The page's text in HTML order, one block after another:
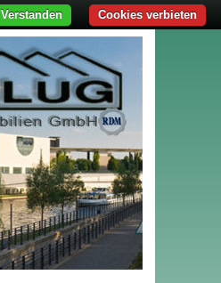
Cookies verbieten
Verstanden